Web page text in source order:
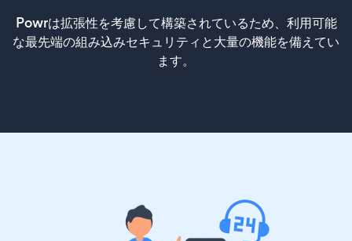
Powrは拡張性を考慮して構築されているため、利用可能
な最先端の組み込みセキュリティと大量の機能を備えてい
ます。